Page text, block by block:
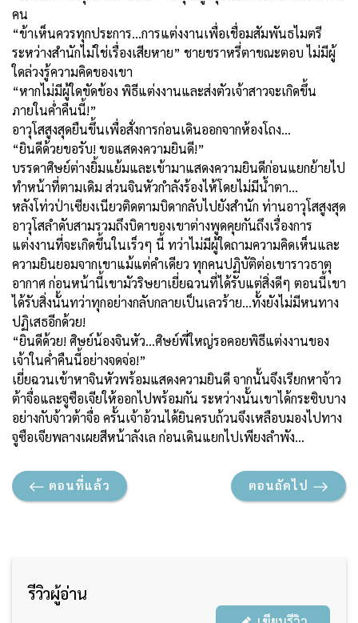
คน
“ข้าเห็นควรทุกประการ...การแต่งงานเพื่อเชื่อมสัมพันธไมตรี
ระหว่างสำนักไม่ใช่เรื่องเสียหาย” ชายชราหรี่ตาขณะตอบ ไม่มีผู้
ใดล่วงรู้ความคิดของเขา
“หากไม่มีผู้ใดขัดข้อง พิธีแต่งงานและส่งตัวเจ้าสาวจะเกิดขึ้น
ภายในค่ำคืนนี้!”
อาวุโสสูงสุดยืนขึ้นเพื่อสั่งการก่อนเดินออกจากห้องโถง...
“ยินดีด้วยขอรับ! ขอแสดงความยินดี!”
บรรดาศิษย์ต่างยิ้มแย้มและเข้ามาแสดงความยินดีก่อนแยกย้ายไป
ทำหน้าที่ตามเดิม ส่วนจินหัวกำลังร้องไห้โดยไม่มีน้ำตา...
หลังโท่วป่าเซียงเนียวติดตามบิดากลับไปยังสำนัก ท่านอาวุโสสูงสุด
อาวุโสลำดับสามรวมถึงบิดาของเขาต่างพูดคุยกันถึงเรื่องการ
แต่งงานที่จะเกิดขึ้นในเร็วๆ นี้ ทว่าไม่มีผู้ใดถามความคิดเห็นและ
ความยินยอมจากเขาแม้แต่คำเดียว ทุกคนปฏิบัติต่อเขาราวธาตุ
อากาศก่อนหน้านี้เขามัวริษยาเยี่ยฉวนที่ได้รับแต่สิ่งดีๆ ตอนนี้เขา
ได้รับสิ่งนั้นทว่าทุกอย่างกลับกลายเป็นเลวร้าย...ทั้งยังไม่มีหนทาง
ปฏิเสธอีกด้วย!
“ยินดีด้วย! ศิษย์น้องจินหัว…ศิษย์พี่ใหญ่รอคอยพิธีแต่งงานของ
เจ้าในค่ำคืนนี้อย่างจดจ่อ!”
เยี่ยฉวนเข้าหาจินหัวพร้อมแสดงความยินดี จากนั้นจึงเรียกหาจ้าว
ต้าจื่อและจูซือเจียให้ออกไปพร้อมกัน ระหว่างนั้นเขาได้กระซิบบาง
อย่างกับจ้าวต้าจื่อ ครั้นเจ้าอ้วนได้ยินครบถ้วนจึงเหลือบมองไปทาง
จูซือเจียพลางเผยสีหน้าลังเล ก่อนเดินแยกไปเพียงลำพัง...
ตอนที่แล้ว ตอนถัดไป
รีวิวผู้อ่าน